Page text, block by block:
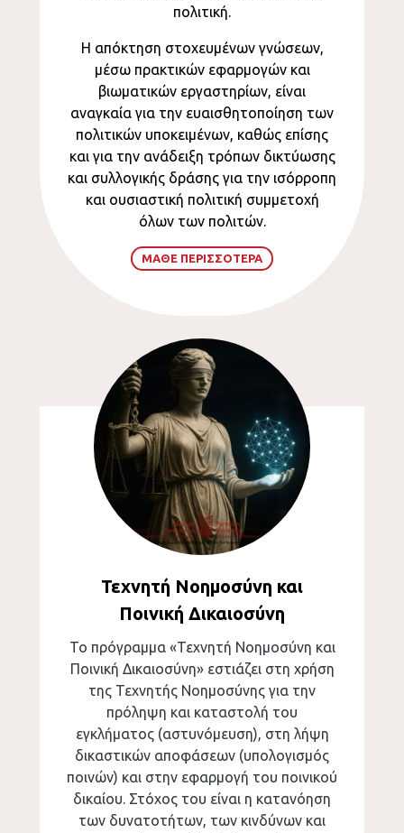
πολιτική.
Η απόκτηση στοχευμένων γνώσεων,
μέσω πρακτικών εφαρμογών και
βιωματικών εργαστηρίων, είναι
αναγκαία για την ευαισθητοποίηση των
πολιτικών υποκειμένων, καθώς επίσης
και για την ανάδειξη τρόπων δικτύωσης
και συλλογικής δράσης για την ισόρροπη
και ουσιαστική πολιτική συμμετοχή
όλων των πολιτών.
ΜΑΘΕ ΠΕΡΙΣΣΟΤΕΡΑ
Τεχνητή Νοημοσύνη και
Ποινική Δικαιοσύνη
Το πρόγραμμα «Τεχνητή Νοημοσύνη και
Ποινική Δικαιοσύνη» εστιάζει στη χρήση
της Τεχνητής Νοημοσύνης για την
πρόληψη και καταστολή του
εγκλήματος (αστυνόμευση), στη λήψη
δικαστικών αποφάσεων (υπολογισμός
ποινών) και στην εφαρμογή του ποινικού
δικαίου. Στόχος του είναι η κατανόηση
των δυνατοτήτων, των κινδύνων και